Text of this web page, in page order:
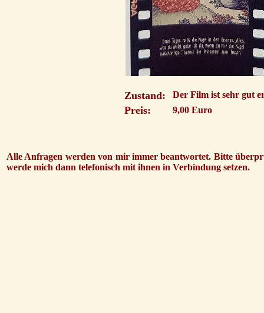
Zustand: Der Film ist sehr gut
Preis: 9,00 Euro
Alle Anfragen werden von mir immer beantwortet. Bitte
werde mich dann telefonisch mit ihnen in Verbindung setzen.